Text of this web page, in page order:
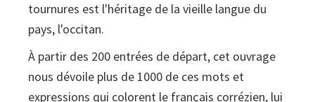
tournures est l'héritage de la vieille langue du
pays, l'occitan.
À partir des 200 entrées de départ, cet ouvrage
nous dévoile plus de 1000 de ces mots et
expressions qui colorent le français corrézien, lui